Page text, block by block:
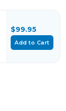
$99.95
Add to Cart